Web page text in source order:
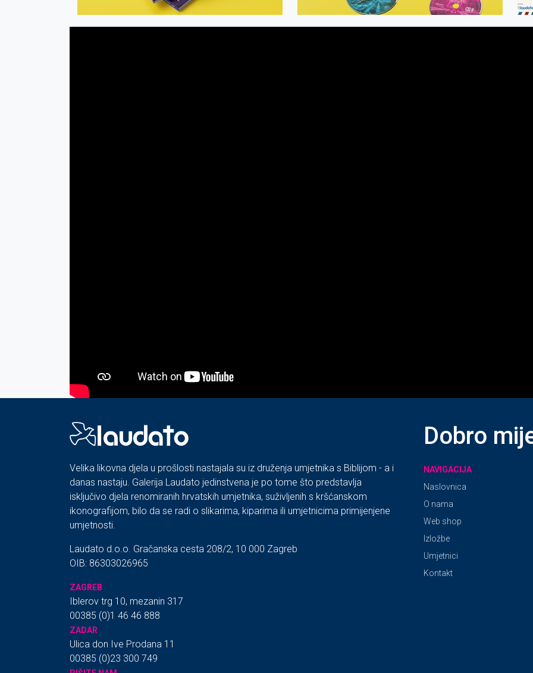
Velika likovna djela u prošlosti nastajala su iz druženja umjetnika s Biblijom - a i
danas nastaju. Galerija Laudato jedinstvena je po tome što predstavlja
isključivo djela renomiranih hrvatskih umjetnika, suživljenih s kršćanskom
ikonografijom, bilo da se radi o slikarima, kiparima ili umjetnicima primijenjene
umjetnosti.
Laudato d.o.o. Gračanska cesta 208/2, 10 000 Zagreb
OIB: 86303026965
ZAGREB
Iblerov trg 10, mezanin 317
00385 (0)1 46 46 888
ZADAR
Ulica don Ive Prodana 11
00385 (0)23 300 749
Dobro
NAVIGACIJA
Naslovnica
O nama
Web shop
Izložbe
Umjetnici
Kontakt